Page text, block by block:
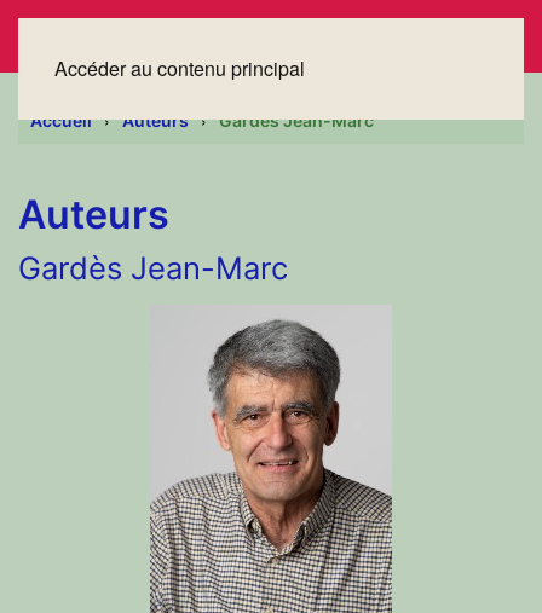
Accéder au contenu principal
Accueil Auteurs Gardès Jean-Marc
Auteurs
Gardès Jean-Marc